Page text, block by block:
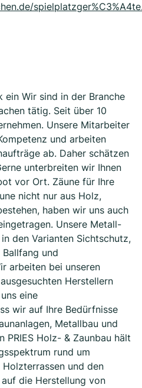
ein Wir sind in der Branche
tätig. Seit über 10
Unsere Mitarbeiter
und arbeiten
ab. Daher schätzen
unterbreiten wir Ihnen
vor Ort. Zäune für Ihre
nicht nur aus Holz,
haben wir uns auch
Unsere Metall-
den Varianten Sichtschutz,
und
arbeiten bei unseren
Herstellern
eine
wir auf Ihre Bedürfnisse
Metallbau und
PRIES Holz- & Zaunbau hält
rund um
Holzterrassen und den
die Herstellung von